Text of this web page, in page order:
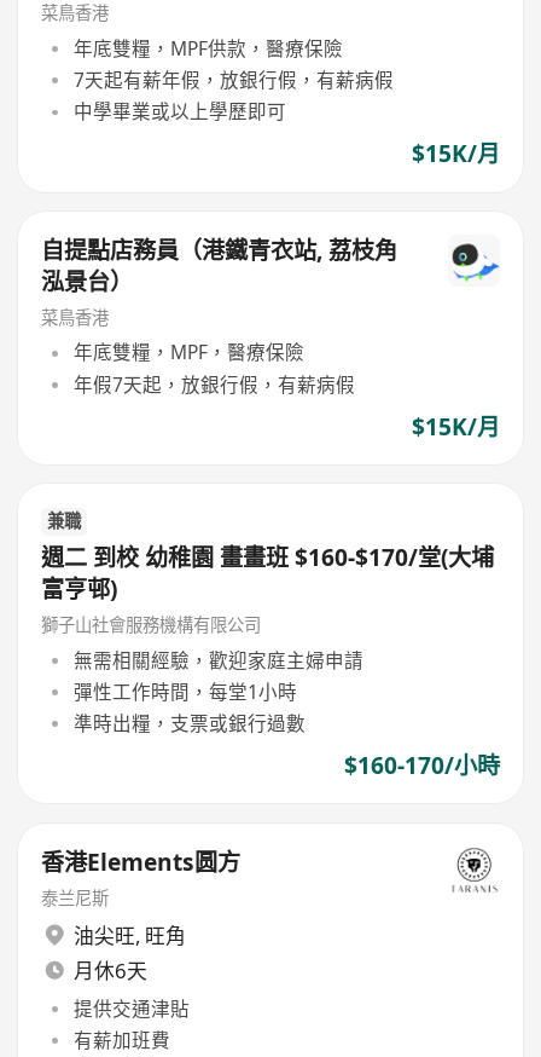
菜鳥香港
年底雙糧，MPF供款，醫療保險
7天起有薪年假，放銀行假，有薪病假
中學畢業或以上學歷即可
$15K/月
自提點店務員（港鐵青衣站, 荔枝角
泓景台）
菜鳥香港
年底雙糧，MPF，醫療保險
年假7天起，放銀行假，有薪病假
$15K/月
兼職
週二 到校 幼稚園 畫畫班 $160-$170/堂(大埔
富亨邨)
獅子山社會服務機構有限公司
無需相關經驗，歡迎家庭主婦申請
彈性工作時間，每堂1小時
準時出糧，支票或銀行過數
$160-170/小時
香港Elements圆方
泰兰尼斯
油尖旺, 旺角
月休6天
提供交通津貼
有薪加班費